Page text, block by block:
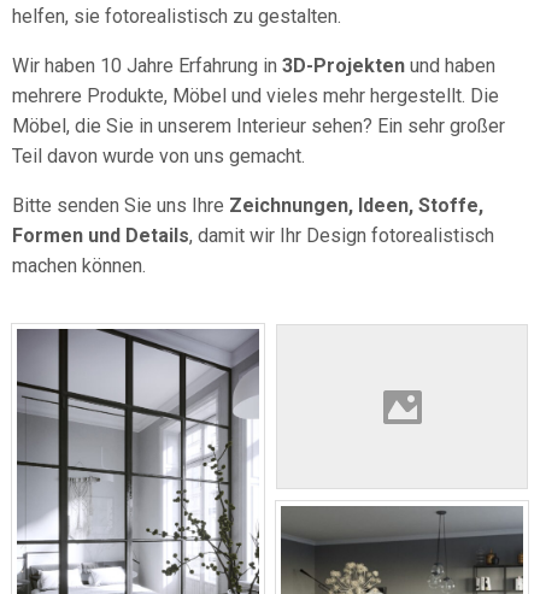
helfen, sie fotorealistisch zu gestalten.
Wir haben 10 Jahre Erfahrung in 3D-Projekten und haben
mehrere Produkte, Möbel und vieles mehr hergestellt. Die
Möbel, die Sie in unserem Interieur sehen? Ein sehr großer
Teil davon wurde von uns gemacht.
Bitte senden Sie uns Ihre Zeichnungen, Ideen, Stoffe,
Formen und Details, damit wir Ihr Design fotorealistisch
machen können.